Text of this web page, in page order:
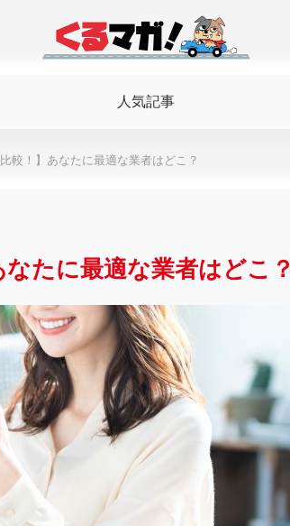
人気記事
較！】あなたに最適な業者はどこ？
なたに最適な業者はどこ？